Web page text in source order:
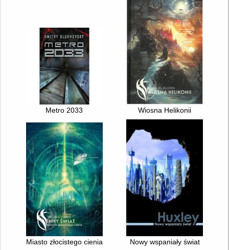
Metro 2033 Wiosna Helikonii
Miasto złocistego cienia Nowy wspaniały świat